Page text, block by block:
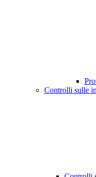
Controlli sulle